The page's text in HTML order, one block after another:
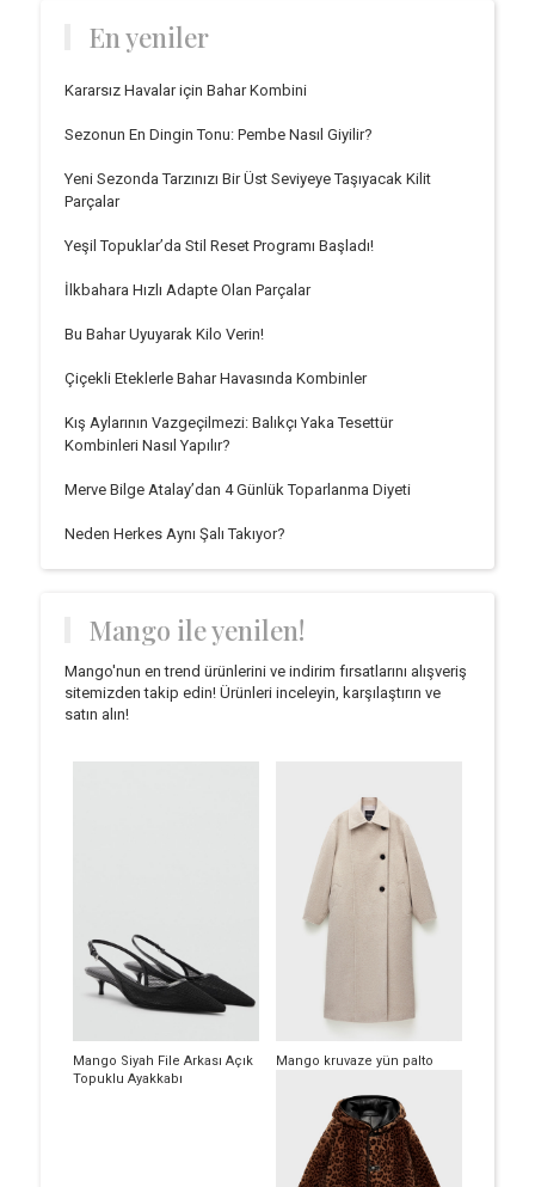
En yeniler
Kararsız Havalar için Bahar Kombini
Sezonun En Dingin Tonu: Pembe Nasıl Giyilir?
Yeni Sezonda Tarzınızı Bir Üst Seviyeye Taşıyacak Kilit
Parçalar
Yeşil Topuklar’da Stil Reset Programı Başladı!
İlkbahara Hızlı Adapte Olan Parçalar
Bu Bahar Uyuyarak Kilo Verin!
Çiçekli Eteklerle Bahar Havasında Kombinler
Kış Aylarının Vazgeçilmezi: Balıkçı Yaka Tesettür
Kombinleri Nasıl Yapılır?
Merve Bilge Atalay’dan 4 Günlük Toparlanma Diyeti
Neden Herkes Aynı Şalı Takıyor?
Mango ile yenilen!
Mango'nun en trend ürünlerini ve indirim fırsatlarını alışveriş
sitemizden takip edin! Ürünleri inceleyin, karşılaştırın ve
satın alın!
Mango Siyah File Arkası Açık
Topuklu Ayakkabı
Mango kruvaze yün palto